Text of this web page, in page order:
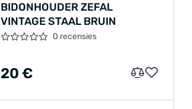
BIDONHOUDER ZEFAL
VINTAGE STAAL BRUIN
0 recensies
20 €